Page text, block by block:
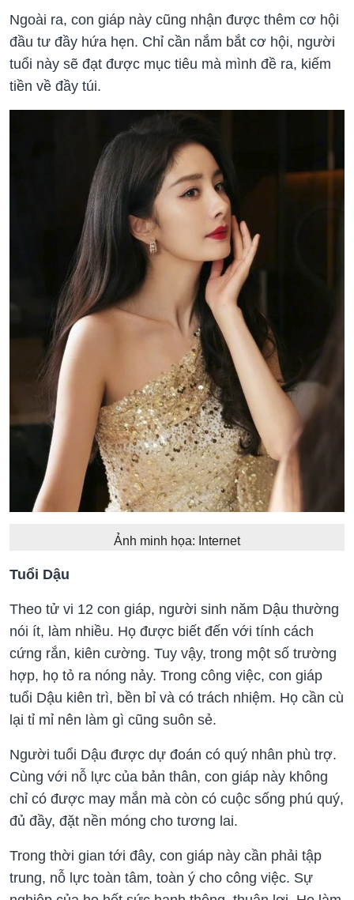
Ngoài ra, con giáp này cũng nhận được thêm cơ hội
đầu tư đầy hứa hẹn. Chỉ cần nắm bắt cơ hội, người
tuổi này sẽ đạt được mục tiêu mà mình đề ra, kiếm
tiền về đầy túi.
Ảnh minh họa: Internet
Tuổi Dậu
Theo tử vi 12 con giáp, người sinh năm Dậu thường
nói ít, làm nhiều. Họ được biết đến với tính cách
cứng rắn, kiên cường. Tuy vậy, trong một số trường
hợp, họ tỏ ra nóng nảy. Trong công việc, con giáp
tuổi Dậu kiên trì, bền bỉ và có trách nhiệm. Họ cần cù
lại tỉ mỉ nên làm gì cũng suôn sẻ.
Người tuổi Dậu được dự đoán có quý nhân phù trợ.
Cùng với nỗ lực của bản thân, con giáp này không
chỉ có được may mắn mà còn có cuộc sống phú quý,
đủ đầy, đặt nền móng cho tương lai.
Trong thời gian tới đây, con giáp này cần phải tập
trung, nỗ lực toàn tâm, toàn ý cho công việc. Sự